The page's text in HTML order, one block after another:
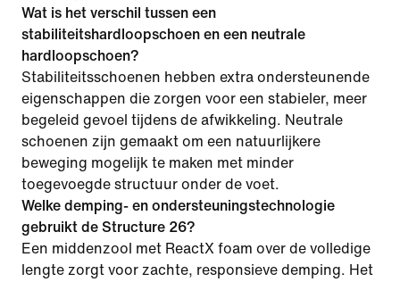
Wat is het verschil tussen een
stabiliteitshardloopschoen en een neutrale
hardloopschoen?
Stabiliteitsschoenen hebben extra ondersteunende
eigenschappen die zorgen voor een stabieler, meer
begeleid gevoel tijdens de afwikkeling. Neutrale
schoenen zijn gemaakt om een natuurlijkere
beweging mogelijk te maken met minder
toegevoegde structuur onder de voet.
Welke demping- en ondersteuningstechnologie
gebruikt de Structure 26?
Een middenzool met ReactX foam over de volledige
lengte zorgt voor zachte, responsieve demping. Het